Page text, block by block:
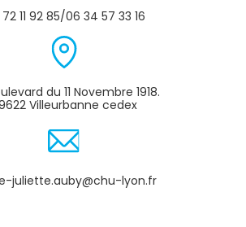
11 92 85/06 34 57 33 16
du 11 Novembre 1918.
Villeurbanne cedex
juliette.auby@chu-lyon.fr